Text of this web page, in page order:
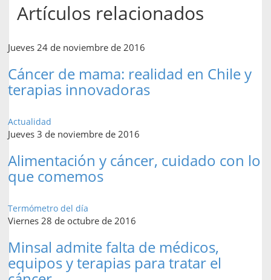
Artículos relacionados
Jueves 24 de noviembre de 2016
Cáncer de mama: realidad en Chile y
terapias innovadoras
Actualidad
Jueves 3 de noviembre de 2016
Alimentación y cáncer, cuidado con lo
que comemos
Termómetro del día
Viernes 28 de octubre de 2016
Minsal admite falta de médicos,
equipos y terapias para tratar el